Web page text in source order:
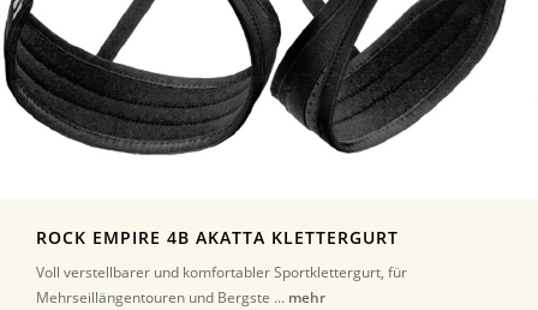
ROCK EMPIRE 4B AKATTA KLETTERGURT
Voll verstellbarer und komfortabler Sportklettergurt, für
Mehrseillängentouren und Bergste ... mehr